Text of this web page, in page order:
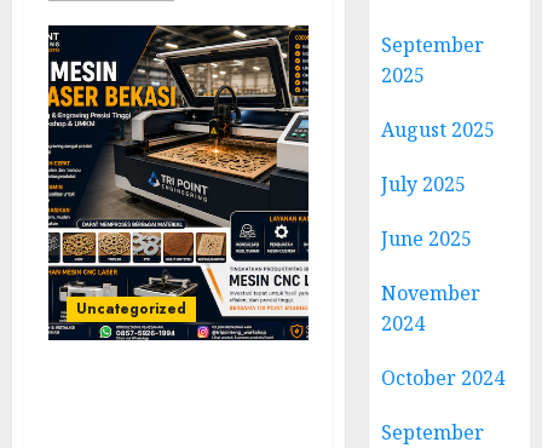
Uncategorized
September
2025
August 2025
July 2025
June 2025
November
2024
October 2024
September